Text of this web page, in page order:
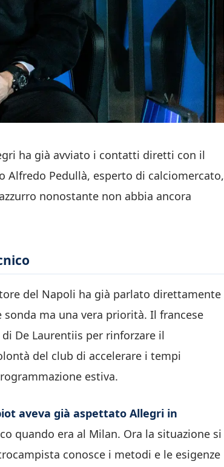
ha già avviato i contatti diretti con il
Alfredo Pedullà, esperto di calciomercato,
nonostante non abbia ancora
del Napoli ha già parlato direttamente
ma una vera priorità. Il francese
di De Laurentiis per rinforzare il
del club di accelerare i tempi
estiva.
aveva già aspettato Allegri in
quando era al Milan. Ora la situazione si
conosce i metodi e le esigenze